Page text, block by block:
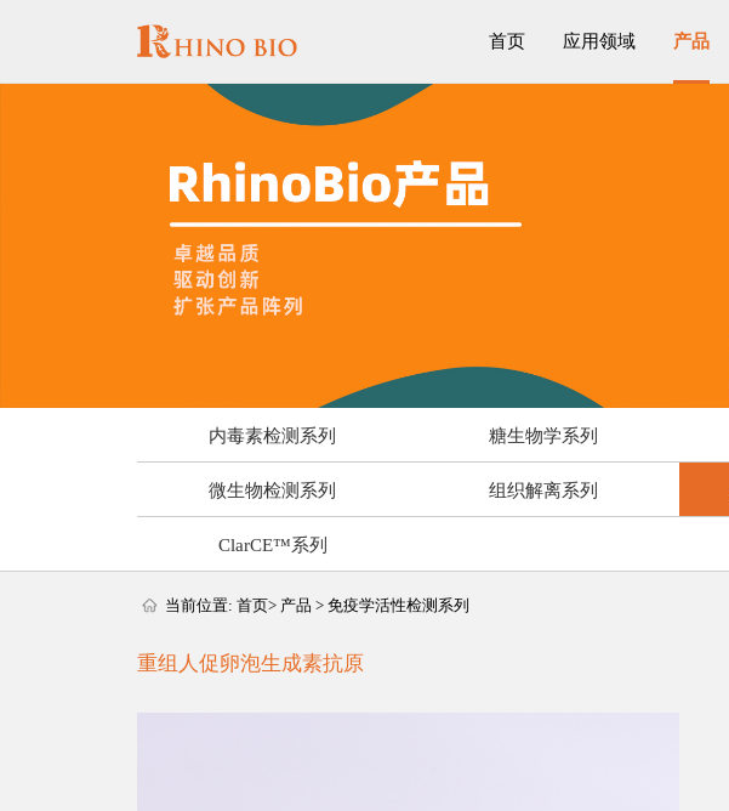
首页 应用领域 产品
内毒素检测系列 糖生物学系列
微生物检测系列 组织解离系列
ClarCE™系列
当前位置:首页> 产品 >免疫学活性检测系列
重组人促卵泡生成素抗原